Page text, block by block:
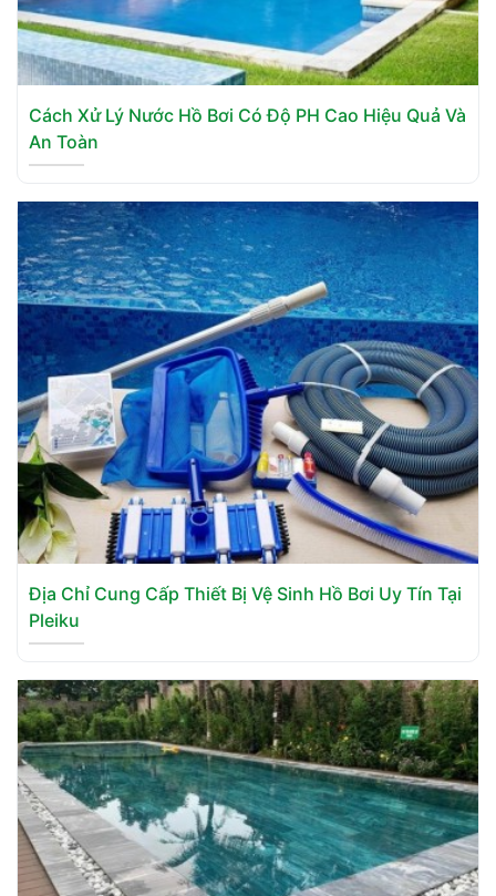
Cách Xử Lý Nước Hồ Bơi Có Độ PH Cao Hiệu Quả Và
An Toàn
Địa Chỉ Cung Cấp Thiết Bị Vệ Sinh Hồ Bơi Uy Tín Tại
Pleiku